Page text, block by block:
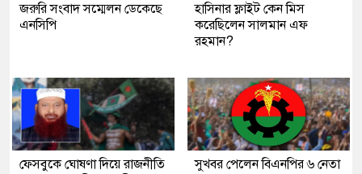
জরুরি সংবাদ সম্মেলন ডেকেছে
এনসিপি
হাসিনার ফ্লাইট কেন মিস
করেছিলেন সালমান এফ
রহমান?
ফেসবুকে ঘোষণা দিয়ে রাজনীতি
সুখবর পেলেন বিএনপির ৬ নেতা